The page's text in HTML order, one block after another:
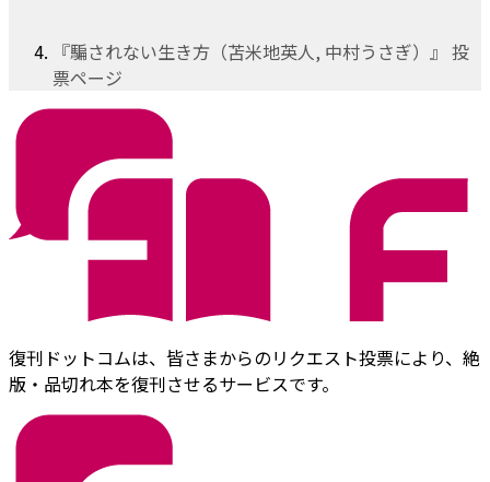
『騙されない生き方（苫米地英人, 中村うさぎ）』 投
票ページ
復刊ドットコムは、皆さまからのリクエスト投票により、絶
版・品切れ本を復刊させるサービスです。